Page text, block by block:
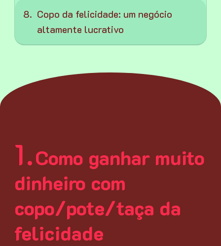
Copo da felicidade: um negócio
altamente lucrativo
Como ganhar muito
dinheiro com
copo/pote/taça da
felicidade